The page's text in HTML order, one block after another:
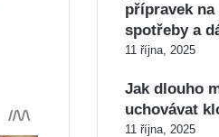
přípravek
spotřeby a
11 října, 2025
Jak dlouho
uchovávat
11 října, 2025